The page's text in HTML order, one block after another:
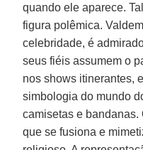
quando ele aparece.
figura polêmica.
celebridade, é
seus fiéis assumem o
nos shows itinerantes,
simbologia do mundo
camisetas e bandanas.
que se fusiona e